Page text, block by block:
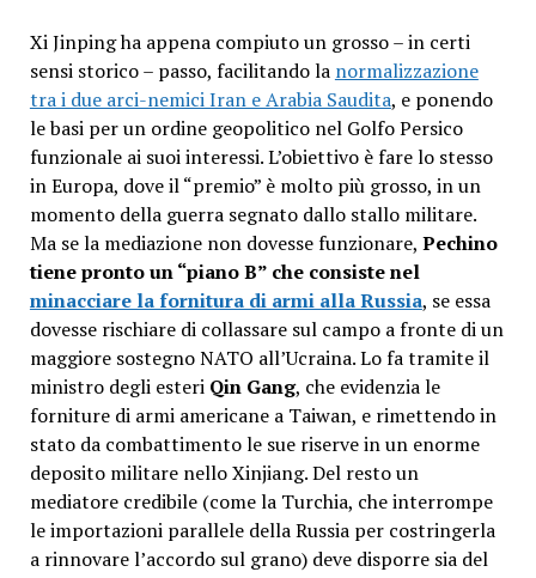
Xi Jinping ha appena compiuto un grosso – in certi
sensi storico – passo, facilitando la normalizzazione
tra i due arci-nemici Iran e Arabia Saudita, e ponendo
le basi per un ordine geopolitico nel Golfo Persico
funzionale ai suoi interessi. L’obiettivo è fare lo stesso
in Europa, dove il “premio” è molto più grosso, in un
momento della guerra segnato dallo stallo militare.
Ma se la mediazione non dovesse funzionare, Pechino
tiene pronto un “piano B” che consiste nel
minacciare la fornitura di armi alla Russia, se essa
dovesse rischiare di collassare sul campo a fronte di un
maggiore sostegno NATO all’Ucraina. Lo fa tramite il
ministro degli esteri Qin Gang, che evidenzia le
forniture di armi americane a Taiwan, e rimettendo in
stato da combattimento le sue riserve in un enorme
deposito militare nello Xinjiang.Del resto un
mediatore credibile (come la Turchia, che interrompe
le importazioni parallele della Russia per costringerla
a rinnovare l’accordo sul grano)deve disporre sia del